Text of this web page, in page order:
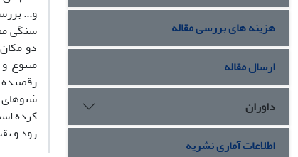
و...
سنگی
دو
متنوع
شیوه‏ای
کرده
رود و
هزینه های بررسی مقاله
ارسال مقاله
داوران
اطلاعات آماری نشریه